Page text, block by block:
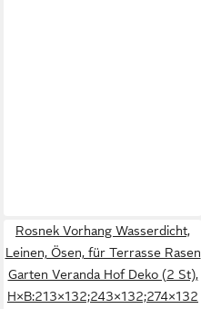
Rosnek Vorhang Wasserdicht,
Leinen, Ösen, für Terrasse Rasen
Garten Veranda Hof Deko (2 St),
H×B:213×132;243×132;274×132